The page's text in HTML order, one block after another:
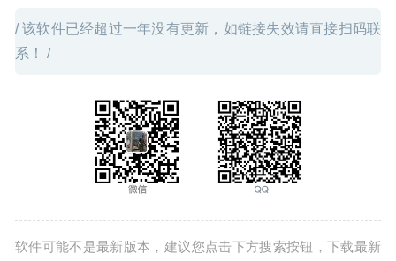
/ 该软件已经超过一年没有更新，如链接失效请直接扫码联
系！ /
软件可能不是最新版本，建议您点击下方搜索按钮，下载最新